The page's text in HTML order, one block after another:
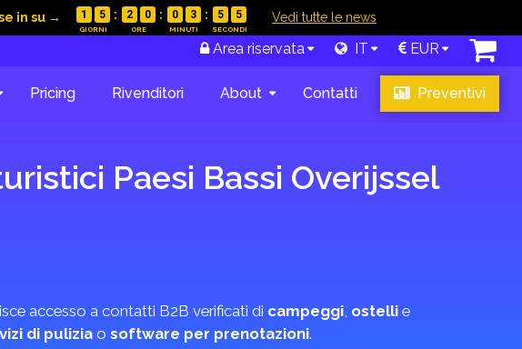
in su → 1 5 2 0 0 3 5 4 Vedi tutte le news
Area riservata IT EUR
Pricing Rivenditori About Contatti Preventivi
Paesi Bassi Overijssel
accesso a contatti B2B verificati di campeggi, ostelli e
di pulizia o software per prenotazioni.